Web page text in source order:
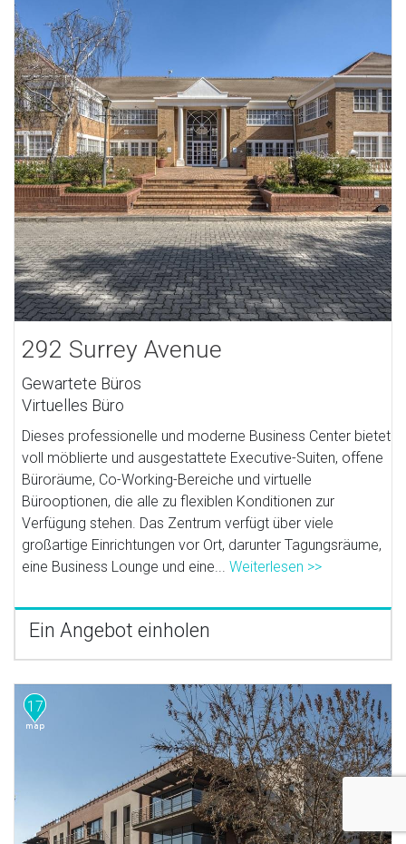
292 Surrey Avenue
Gewartete Büros
Virtuelles Büro
Dieses professionelle und moderne Business Center bietet
voll möblierte und ausgestattete Executive-Suiten, offene
Büroräume, Co-Working-Bereiche und virtuelle
Bürooptionen, die alle zu flexiblen Konditionen zur
Verfügung stehen. Das Zentrum verfügt über viele
großartige Einrichtungen vor Ort, darunter Tagungsräume,
eine Business Lounge und eine...Weiterlesen >>
Ein Angebot einholen
17